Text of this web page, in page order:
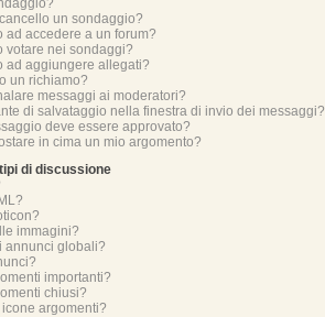
un sondaggio?
ad accedere a un forum?
votare nei sondaggi?
ad aggiungere allegati?
un richiamo?
messaggi ai moderatori?
di salvataggio nella finestra di invio dei messaggi?
deve essere approvato?
in cima un mio argomento?
di discussione
immagini?
annunci globali?
importanti?
chiusi?
argomenti?